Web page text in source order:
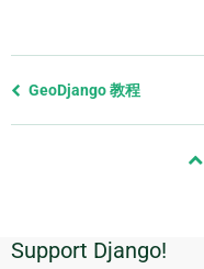
Previous
GeoDjango 教程
附
Support Django!